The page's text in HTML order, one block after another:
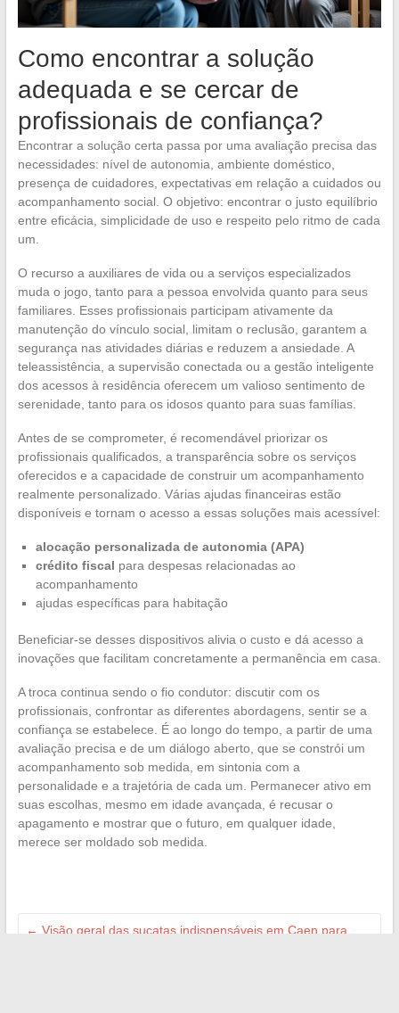
Como encontrar a solução
adequada e se cercar de
profissionais de confiança?
Encontrar a solução certa passa por uma avaliação precisa das
necessidades: nível de autonomia, ambiente doméstico,
presença de cuidadores, expectativas em relação a cuidados ou
acompanhamento social. O objetivo: encontrar o justo equilíbrio
entre eficácia, simplicidade de uso e respeito pelo ritmo de cada
um.
O recurso a auxiliares de vida ou a serviços especializados
muda o jogo, tanto para a pessoa envolvida quanto para seus
familiares. Esses profissionais participam ativamente da
manutenção do vínculo social, limitam o reclusão, garantem a
segurança nas atividades diárias e reduzem a ansiedade. A
teleassistência, a supervisão conectada ou a gestão inteligente
dos acessos à residência oferecem um valioso sentimento de
serenidade, tanto para os idosos quanto para suas famílias.
Antes de se comprometer, é recomendável priorizar os
profissionais qualificados, a transparência sobre os serviços
oferecidos e a capacidade de construir um acompanhamento
realmente personalizado. Várias ajudas financeiras estão
disponíveis e tornam o acesso a essas soluções mais acessível:
alocação personalizada de autonomia (APA)
crédito fiscal para despesas relacionadas ao
acompanhamento
ajudas específicas para habitação
Beneficiar-se desses dispositivos alivia o custo e dá acesso a
inovações que facilitam concretamente a permanência em casa.
A troca continua sendo o fio condutor: discutir com os
profissionais, confrontar as diferentes abordagens, sentir se a
confiança se estabelece. É ao longo do tempo, a partir de uma
avaliação precisa e de um diálogo aberto, que se constrói um
acompanhamento sob medida, em sintonia com a
personalidade e a trajetória de cada um. Permanecer ativo em
suas escolhas, mesmo em idade avançada, é recusar o
apagamento e mostrar que o futuro, em qualquer idade,
merece ser moldado sob medida.
← Visão geral das sucatas indispensáveis em Caen para